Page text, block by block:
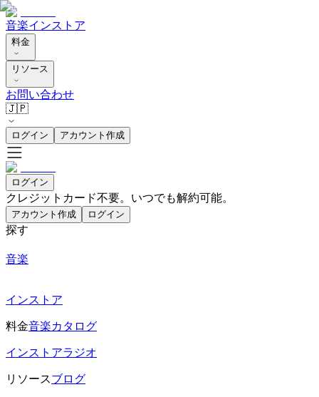
音楽インストア
料金
リソース
お問い合わせ
🇯🇵
ログイン アカウント作成
ログイン
クレジットカード不要。いつでも解約可能。
アカウント作成 ログイン
探す
音楽
インストア
料金音楽カタログ
インストアラジオ
リソースブログ